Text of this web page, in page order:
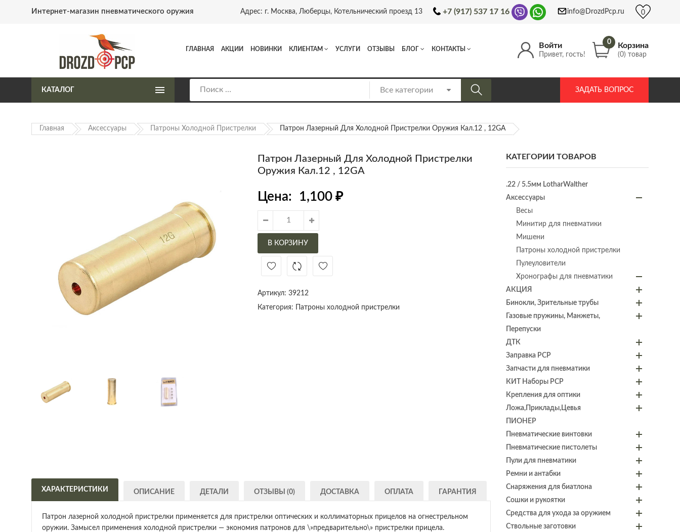
Интернет-магазин пневматического оружия Адрес: г. Москва, Люберцы, Котельнический проезд 13 +7 (917) 537 17 16 info@DrozdPcp.ru 0
Войти
Привет, гость!
0 Корзина
(0) товар
ГЛАВНАЯ АКЦИИ НОВИНКИ КЛИЕНТАМ УСЛУГИ ОТЗЫВЫ БЛОГ КОНТАКТЫ
КАТАЛОГ ЗАДАТЬ ВОПРОС
Главная Аксессуары Патроны Холодной Пристрелки Патрон Лазерный Для Холодной Пристрелки Оружия Кал.12 , 12GA
Патрон Лазерный Для Холодной Пристрелки
Оружия Кал.12 , 12GA
Цена: 1,100 ₽
В КОРЗИНУ
Артикул: 39212
Категория:
Патроны холодной пристрелки
ХАРАКТЕРИСТИКИ ОПИСАНИЕ ДЕТАЛИ ОТЗЫВЫ (0) ДОСТАВКА ОПЛАТА ГАРАНТИЯ
Патрон лазерной холодной пристрелки применяется для пристрелки оптических и коллиматорных прицелов на огнестрельном
оружии. Замысел применения холодной пристрелки — экономия патронов для \»предварительно\» пристрелки прицела.
КАТЕГОРИИ ТОВАРОВ
.22 / 5.5мм LotharWalther
Аксессуары
Весы
Минитир для пневматики
Мишени
Патроны холодной пристрелки
Пулеуловители
Хронографы для пневматики
АКЦИЯ
Бинокли, Зрительные трубы
Газовые пружины, Манжеты,
Перепуски
ДТК
Заправка PCP
Запчасти для пневматики
КИТ Наборы PCP
Крепления для оптики
Ложа,Приклады,Цевья
ПИОНЕР
Пневматические винтовки
Пневматические пистолеты
Пули для пневматики
Ремни и антабки
Снаряжения для биатлона
Сошки и рукоятки
Средства для ухода за оружием
Ствольные заготовки